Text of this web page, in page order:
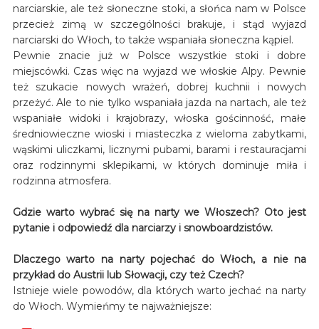
narciarskie, ale też słoneczne stoki, a słońca nam w Polsce
przecież zimą w szczególności brakuje, i stąd wyjazd
narciarski do Włoch, to także wspaniała słoneczna kąpiel.
Pewnie znacie już w Polsce wszystkie stoki i dobre
miejscówki. Czas więc na wyjazd we włoskie Alpy. Pewnie
też szukacie nowych wrażeń, dobrej kuchnii i nowych
przeżyć. Ale to nie tylko wspaniała jazda na nartach, ale też
wspaniałe widoki i krajobrazy, włoska gościnność, małe
średniowieczne wioski i miasteczka z wieloma zabytkami,
wąskimi uliczkami, licznymi pubami, barami i restauracjami
oraz rodzinnymi sklepikami, w których dominuje miła i
rodzinna atmosfera.
Gdzie warto wybrać się na narty we Włoszech? Oto jest
pytanie i odpowiedź dla narciarzy i snowboardzistów.
Dlaczego warto na narty pojechać do Włoch, a nie na
przykład do Austrii lub Słowacji, czy też Czech?
Istnieje wiele powodów, dla których warto jechać na narty
do Włoch. Wymieńmy te najważniejsze: